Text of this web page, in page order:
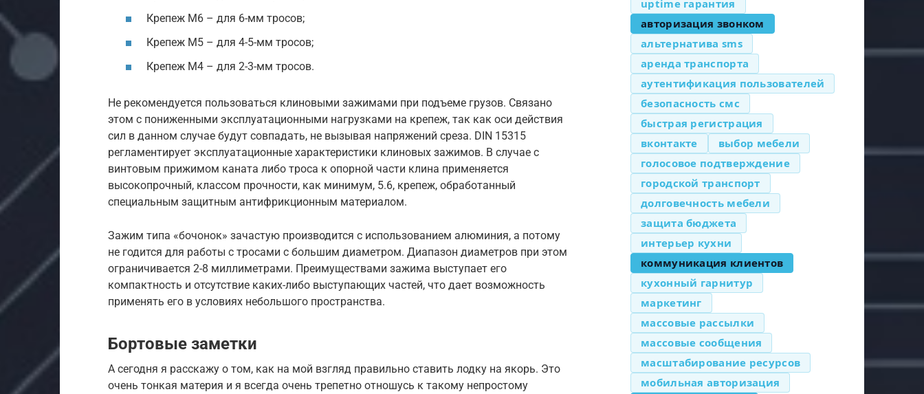
Крепеж М6 – для 6-мм тросов;
Крепеж М5 – для 4-5-мм тросов;
Крепеж М4 – для 2-3-мм тросов.
Не рекомендуется пользоваться клиновыми зажимами при подъеме грузов. Связано
этом с пониженными эксплуатационными нагрузками на крепеж, так как оси действия
сил в данном случае будут совпадать, не вызывая напряжений среза. DIN 15315
регламентирует эксплуатационные характеристики клиновых зажимов. В случае с
винтовым прижимом каната либо троса к опорной части клина применяется
высокопрочный, классом прочности, как минимум, 5.6, крепеж, обработанный
специальным защитным антифрикционным материалом.
Зажим типа «бочонок» зачастую производится с использованием алюминия, а потому
не годится для работы с тросами с большим диаметром. Диапазон диаметров при этом
ограничивается 2-8 миллиметрами. Преимуществами зажима выступает его
компактность и отсутствие каких-либо выступающих частей, что дает возможность
применять его в условиях небольшого пространства.
Бортовые заметки
А сегодня я расскажу о том, как на мой взгляд правильно ставить лодку на якорь. Это
очень тонкая материя и я всегда очень трепетно отношусь к такому непростому
uptime гарантия
авторизация звонком
альтернатива sms
аренда транспорта
аутентификация пользователей
безопасность смс
быстрая регистрация
вконтакте
выбор мебели
голосовое подтверждение
городской транспорт
долговечность мебели
защита бюджета
интерьер кухни
коммуникация клиентов
кухонный гарнитур
маркетинг
массовые рассылки
массовые сообщения
масштабирование ресурсов
мобильная авторизация